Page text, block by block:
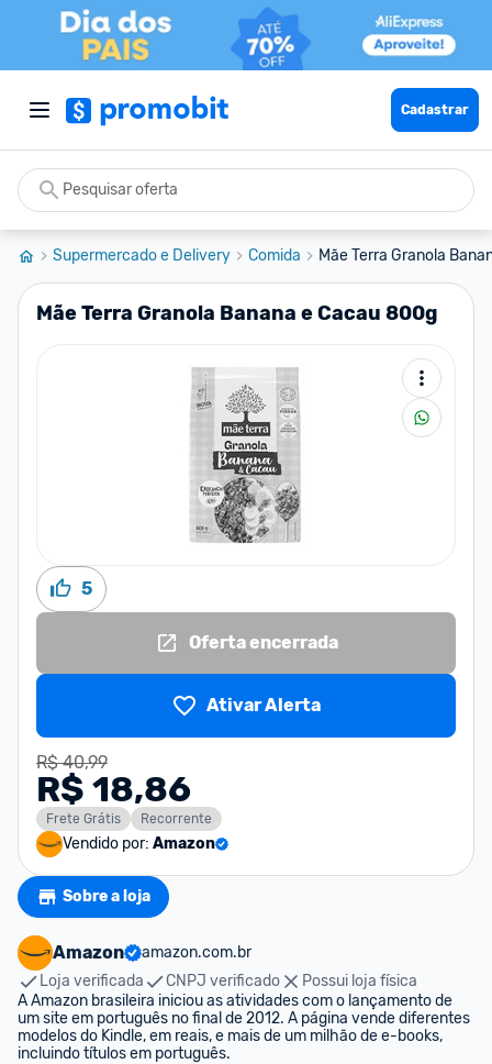
Cadastrar
Supermercado e Delivery Comida Mãe Terra Granola
Mãe Terra Granola Banana e Cacau 800g
5
Oferta encerrada
Ativar Alerta
R$ 40,99
R$ 18,86
Frete Grátis Recorrente
Vendido por: Amazon
Sobre a loja
Amazon
amazon.com.br
Loja verificada
CNPJ verificado
Possui loja física
A Amazon brasileira iniciou as atividades com o lançamento de
um site em português no final de 2012. A página vende diferentes
modelos do Kindle, em reais, e mais de um milhão de e-books,
incluindo títulos em português.